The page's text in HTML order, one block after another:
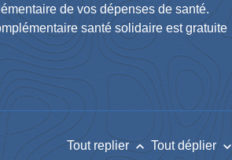
de vos dépenses de santé.
santé solidaire est gratuite
Tout replierkeyboard_arrow_up Tout déplier keyboard_arrow_down